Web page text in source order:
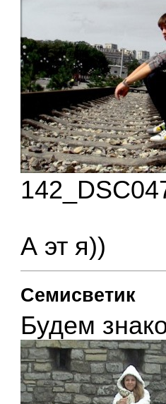
А эт я))
Семисветик
Будем